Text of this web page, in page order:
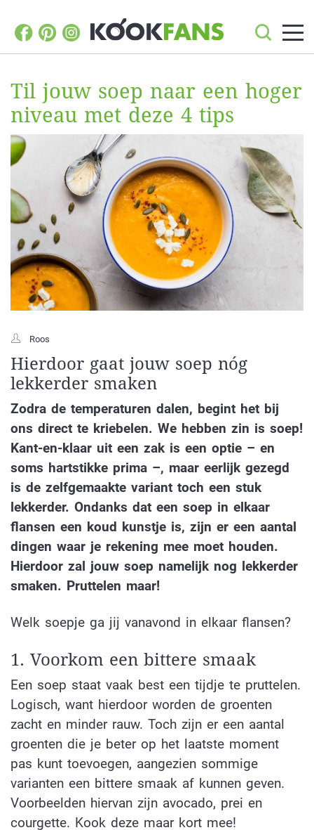
Til jouw soep naar een hoger
niveau met deze 4 tips
Roos
Hierdoor gaat jouw soep nóg
lekkerder smaken
Zodra de temperaturen dalen, begint het bij
ons direct te kriebelen. We hebben zin is soep!
Kant-en-klaar uit een zak is een optie – en
soms hartstikke prima –, maar eerlijk gezegd
is de zelfgemaakte variant toch een stuk
lekkerder. Ondanks dat een soep in elkaar
flansen een koud kunstje is, zijn er een aantal
dingen waar je rekening mee moet houden.
Hierdoor zal jouw soep namelijk nog lekkerder
smaken. Pruttelen maar!
Welk soepje ga jij vanavond in elkaar flansen?
1. Voorkom een bittere smaak
Een soep staat vaak best een tijdje te pruttelen.
Logisch, want hierdoor worden de groenten
zacht en minder rauw. Toch zijn er een aantal
groenten die je beter op het laatste moment
pas kunt toevoegen, aangezien sommige
varianten een bittere smaak af kunnen geven.
Voorbeelden hiervan zijn avocado, prei en
courgette. Kook deze maar kort mee!